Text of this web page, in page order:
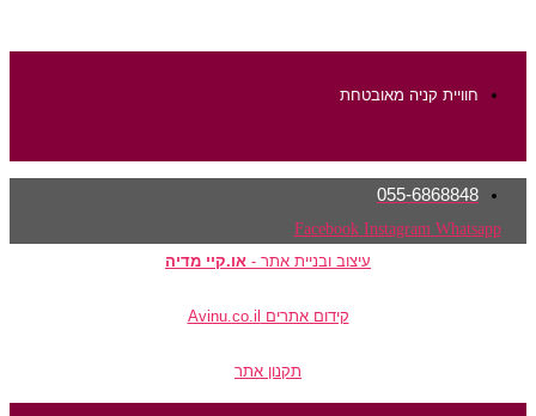
חוויית קניה מאובטחת
055-6868848
Facebook Instagram Whatsapp
עיצוב ובניית אתר -או.קיי מדיה
קידום אתרים Avinu.co.il
תקנון אתר